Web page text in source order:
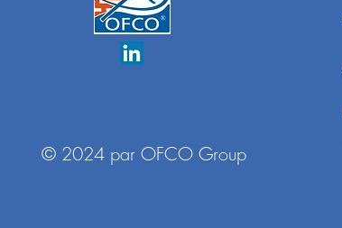
© 2024 par OFCO Group